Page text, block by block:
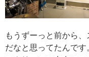
もうずーっと前から
だなと思ってたんです。